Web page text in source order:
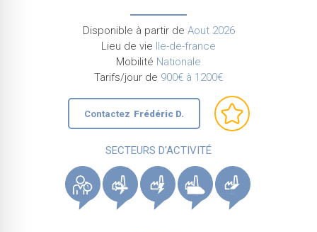
SECTEURS D'ACTIVITÉ
Disponible à partir de Aout 2026
Lieu de vie Ile-de-france
Mobilité Nationale
Tarifs/jour de 900€ à 1200€
Contactez Frédéric D.